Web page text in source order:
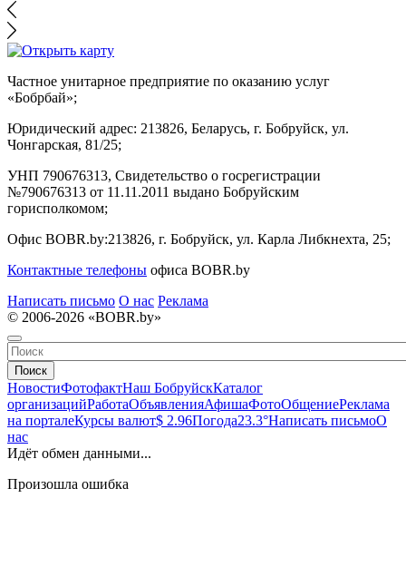
Частное унитарное предприятие по оказанию услуг
«Бобрбай»;
Юридический адрес: 213826, Беларусь, г. Бобруйск, ул.
Чонгарская, 81/25;
УНП 790676313, Свидетельство о госрегистрации
№790676313 от 11.11.2011 выдано Бобруйским
горисполкомом;
Офис BOBR.by:213826, г. Бобруйск, ул. Карла Либкнехта, 25;
Контактные телефоны офиса BOBR.by
Написать письмо О нас Реклама
© 2006-2026 «BOBR.by»
Поиск
НовостиФотофактНаш БобруйскКаталог
организацийРаботаОбъявленияАфишаФотоОбщениеРеклама
на порталеКурсы валют$ 2.96Погода23.3°Написать письмоО
нас
Идёт обмен данными...
Произошла ошибка